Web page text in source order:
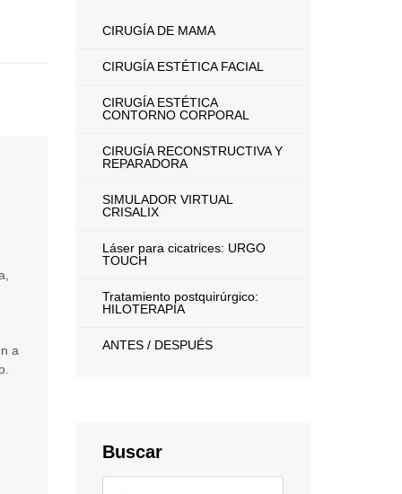
a
CIRUGÍA DE MAMA
CIRUGÍA ESTÉTICA FACIAL
CIRUGÍA ESTÉTICA
CONTORNO CORPORAL
CIRUGÍA RECONSTRUCTIVA Y
REPARADORA
SIMULADOR VIRTUAL
CRISALIX
Láser para cicatrices: URGO
TOUCH
Tratamiento postquirúrgico:
HILOTERAPIA
ANTES / DESPUÉS
Buscar